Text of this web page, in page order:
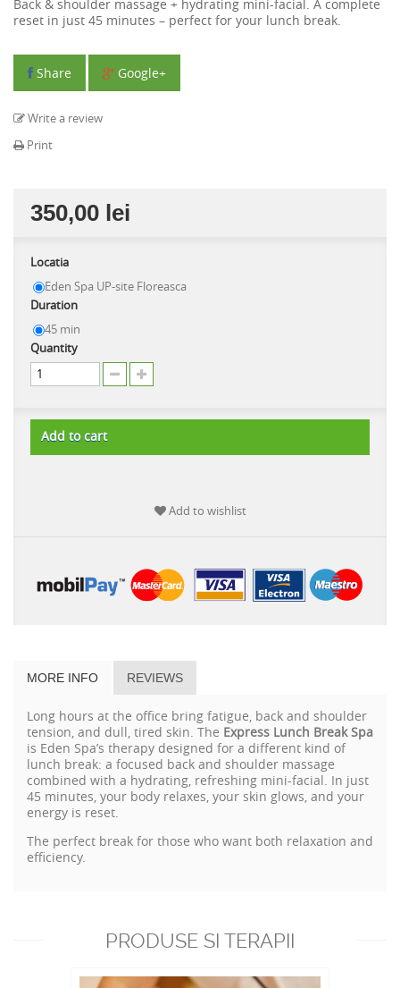
Back & shoulder massage + hydrating mini-facial. A complete
reset in just 45 minutes – perfect for your lunch break.
Share Google+
Write a review
Print
350,00 lei
Locatia
Eden Spa UP-site Floreasca
Duration
45 min
Quantity
Add to cart
Add to wishlist
MORE INFO REVIEWS
Long hours at the office bring fatigue, back and shoulder
tension, and dull, tired skin. The Express Lunch Break Spa
is Eden Spa’s therapy designed for a different kind of
lunch break: a focused back and shoulder massage
combined with a hydrating, refreshing mini-facial. In just
45 minutes, your body relaxes, your skin glows, and your
energy is reset.
The perfect break for those who want both relaxation and
efficiency.
PRODUSE SI TERAPII
RECOMANDATE